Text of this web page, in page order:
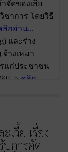
เวี้ย เรื่อง
บการคัด